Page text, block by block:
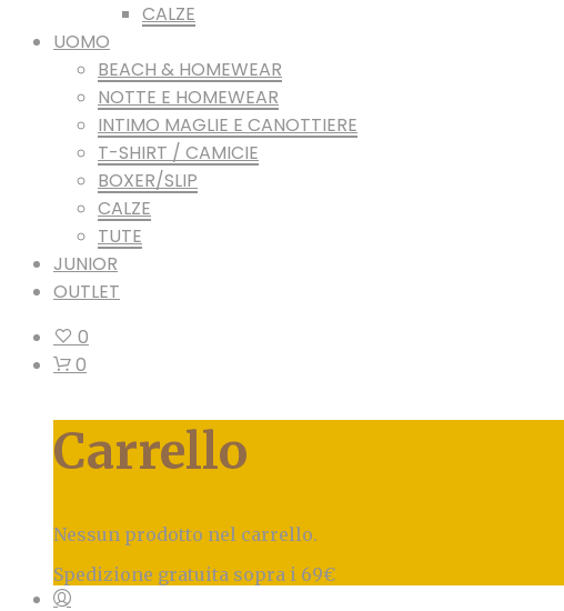
CALZE
UOMO
BEACH & HOMEWEAR
NOTTE E HOMEWEAR
INTIMO MAGLIE E CANOTTIERE
T-SHIRT / CAMICIE
BOXER/SLIP
CALZE
TUTE
JUNIOR
OUTLET
0
0
Carrello
Nessun prodotto nel carrello.
Spedizione gratuita sopra i 69€